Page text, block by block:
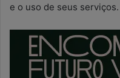
e o uso de seus serviços.